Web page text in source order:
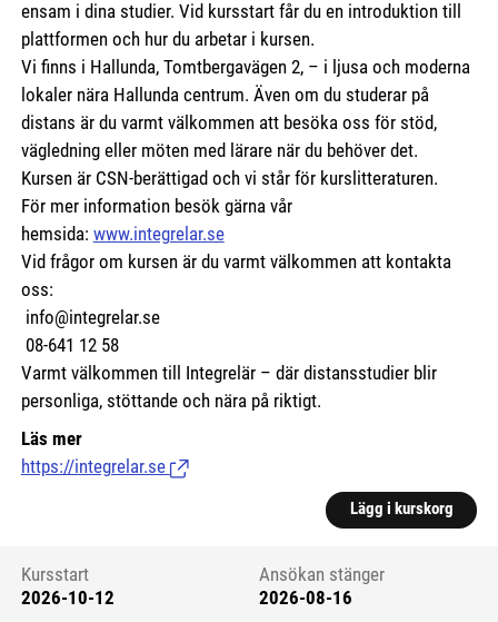
ensam i dina studier. Vid kursstart får du en introduktion till
plattformen och hur du arbetar i kursen.
Vi finns i Hallunda, Tomtbergavägen 2, – i ljusa och moderna
lokaler nära Hallunda centrum. Även om du studerar på
distans är du varmt välkommen att besöka oss för stöd,
vägledning eller möten med lärare när du behöver det.
Kursen är CSN-berättigad och vi står för kurslitteraturen.
För mer information besök gärna vår
hemsida: www.integrelar.se
Vid frågor om kursen är du varmt välkommen att kontakta
oss:
info@integrelar.se
08-641 12 58
Varmt välkommen till Integrelär – där distansstudier blir
personliga, stöttande och nära på riktigt.
Läs mer
https://integrelar.se (Länk till extern sida.)
Lägg i kurskorg
Kursstart 6236623
Kursstart
2026-10-12
Ansökan stänger
2026-08-16